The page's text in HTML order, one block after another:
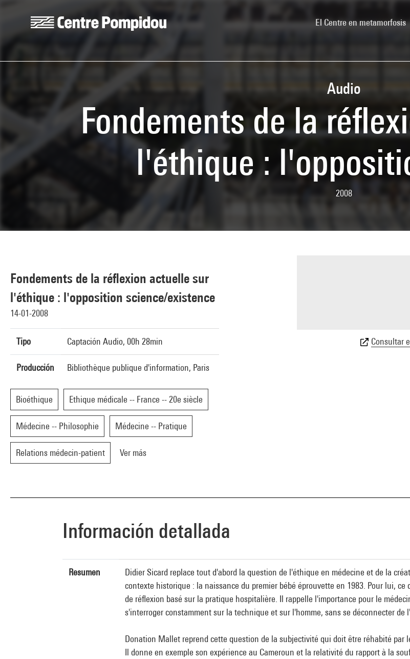
El Centre en metamorfosis
Audio
Fondements de la
l'éthique :
2008
Fondements de la réflexion actuelle sur
l'éthique : l'opposition science/existence
14-01-2008
Tipo Captación Audio, 00h 28min
Producción Bibliothèque publique d'information, Paris
Bioéthique Ethique médicale -- France -- 20e siècle
Médecine -- Philosophie Médecine -- Pratique
Relations médecin-patient Ver más
Consultar
Información detallada
Resumen
Didier Sicard replace tout d'abord la question de l'éthique en médecine et de la
contexte historique : la naissance du premier bébé éprouvette en 1983. Pour lui,
de réflexion basé sur la pratique hospitalière. Il rappelle l'importance pour le
s'interroger constamment sur la technique et sur l'homme, sans se déconnecter de
Donation Mallet reprend cette question de la subjectivité qui doit être réhabité par
Il donne en exemple son expérience au Cameroun et la relativité du rapport à la